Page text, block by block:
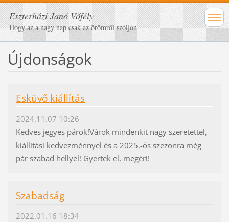
Eszterházi Janó Vőfély
Hogy az a nagy nap csak az örömről szóljon
Újdonságok
Esküvő kiállítás
2024.11.07 10:26
Kedves jegyes párok!Várok mindenkit nagy szeretettel,
kiállítási kedvezménnyel és a 2025.-ös szezonra még
pár szabad hellyel! Gyertek el, megéri!
Szabadság
2022.01.16 18:34